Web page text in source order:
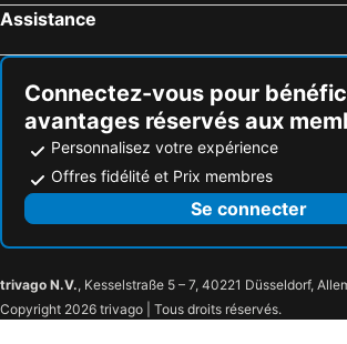
Hotel Nestroy Wien
Zola Hotel - Palais
Assistance
Connectez-vous pour
avantages réservés aux
Personnalisez votre expérience
Offres fidélité et Prix membres
Se connecter
trivago N.V., Kesselstraße 5 – 7, 40221 Düsseldorf,
Copyright 2026 trivago | Tous droits réservés.